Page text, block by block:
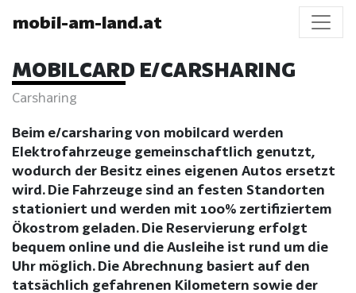
mobil-am-land.at
MOBILCARD E/CARSHARING
Carsharing
Beim e/carsharing von mobilcard werden
Elektrofahrzeuge gemeinschaftlich genutzt,
wodurch der Besitz eines eigenen Autos ersetzt
wird. Die Fahrzeuge sind an festen Standorten
stationiert und werden mit 100% zertifiziertem
Ökostrom geladen. Die Reservierung erfolgt
bequem online und die Ausleihe ist rund um die
Uhr möglich. Die Abrechnung basiert auf den
tatsächlich gefahrenen Kilometern sowie der